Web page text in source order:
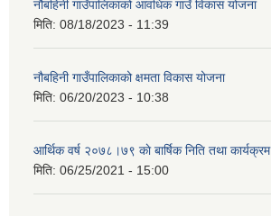
नौबहिनी गाउँपालिकाको आवधिक गाउँ विकास योजना
मिति: 08/18/2023 - 11:39
नौबहिनी गाउँपालिकाको क्षमता विकास योजना
मिति: 06/20/2023 - 10:38
आर्थिक वर्ष २०७८।७९ काे बार्षिक निति तथा कार्यक्रम
मिति: 06/25/2021 - 15:00